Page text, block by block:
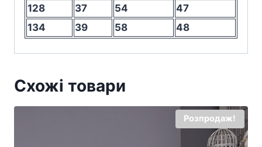
128
37 54
47
134
39 58 48
Схожі товари
Розпродаж!